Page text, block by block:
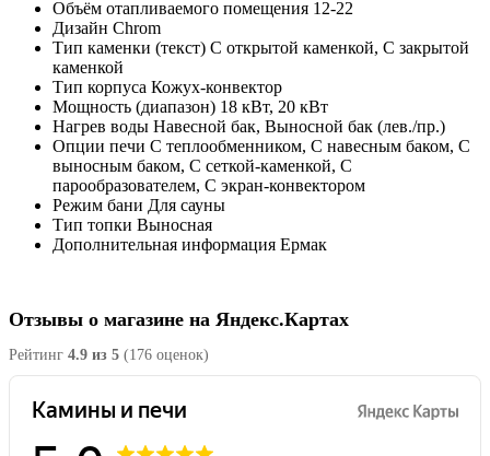
Объём отапливаемого помещения 12-22
Дизайн Chrom
Тип каменки (текст) С открытой каменкой, С закрытой
каменкой
Тип корпуса Кожух-конвектор
Мощность (диапазон) 18 кВт, 20 кВт
Нагрев воды Навесной бак, Выносной бак (лев./пр.)
Опции печи С теплообменником, С навесным баком, С
выносным баком, С сеткой-каменкой, С
парообразователем, С экран-конвектором
Режим бани Для сауны
Тип топки Выносная
Дополнительная информация Ермак
Отзывы о магазине на Яндекс.Картах
Рейтинг 4.9 из 5 (176 оценок)